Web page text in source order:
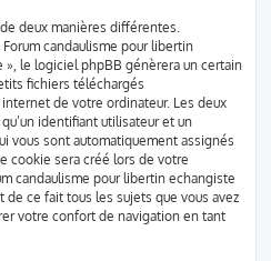
deux manières différentes.
candaulisme pour libertin
le logiciel phpBB génèrera un certain
fichiers téléchargés
de votre ordinateur. Les deux
identifiant utilisateur et un
vous sont automatiquement assignés
cookie sera créé lors de votre
candaulisme pour libertin echangiste
de ce fait tous les sujets que vous avez
votre confort de navigation en tant